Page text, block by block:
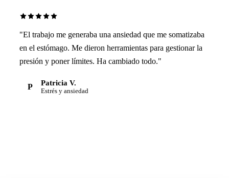
"El trabajo me generaba una ansiedad que me somatizaba
en el estómago. Me dieron herramientas para gestionar la
presión y poner límites. Ha cambiado todo."
P Patricia V.
Estrés y ansiedad